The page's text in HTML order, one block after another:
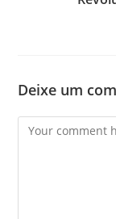
Deixe um